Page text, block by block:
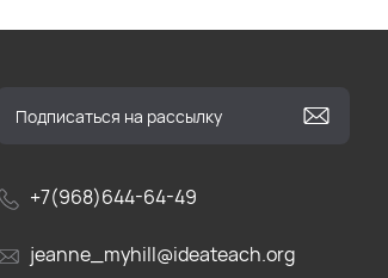
+7(968)644-64-49
jeanne_myhill@ideateach.org